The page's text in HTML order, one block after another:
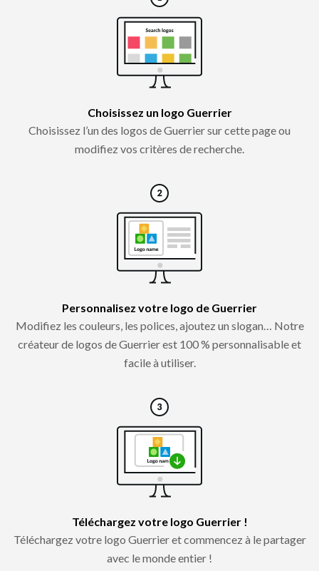
Choisissez un logo Guerrier
Choisissez l’un des logos de Guerrier sur cette page ou
modifiez vos critères de recherche.
Personnalisez votre logo de Guerrier
Modifiez les couleurs, les polices, ajoutez un slogan… Notre
créateur de logos de Guerrier est 100 % personnalisable et
facile à utiliser.
Téléchargez votre logo Guerrier !
Téléchargez votre logo Guerrier et commencez à le partager
avec le monde entier !